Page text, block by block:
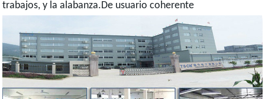
trabajos, y la alabanza.De usuario coherente